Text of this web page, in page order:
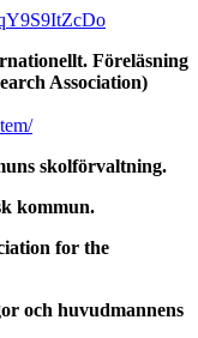
Föreläsning
Association)
skolförvaltning.
kommun.
for the
och huvudmannens